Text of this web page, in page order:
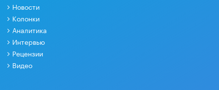
Новости
Колонки
Аналитика
Интервью
Рецензии
Видео